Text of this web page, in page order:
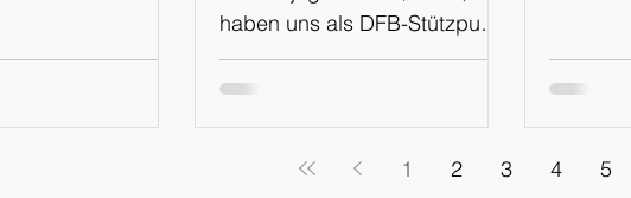
haben uns als DFB-Stützpunkt
Kamenz für den Schritt
entscheiden, in Zukunft über
Plattformen Instagram und
1 2 3 4 5